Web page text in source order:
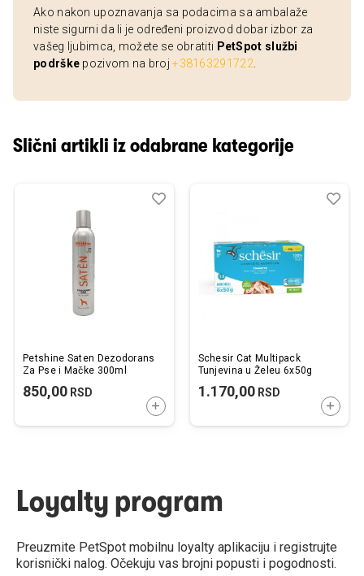
Ako nakon upoznavanja sa podacima sa ambalaže
niste sigurni da li je određeni proizvod dobar izbor za
vašeg ljubimca, možete se obratiti PetSpot službi
podrške pozivom na broj+38163291722
Slični artikli iz odabrane kategorije
Petshine Saten Dezodorans
Za Pse i Mačke 300ml
850,00 RSD
DODAJTE U KORPU
Dodaj
Uporedi
Schesir Cat Multipack
Tunjevina u Želeu 6x50g
1.170,00RSD
Loyalty program
Preuzmite PetSpot mobilnu loyalty aplikaciju i registrujte
korisnički nalog. Očekuju vas brojni popusti i pogodnosti.